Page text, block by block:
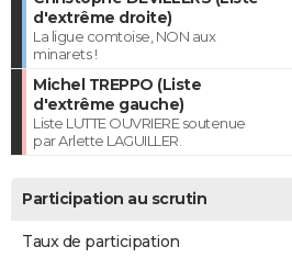
d'extrême droite)
La ligue comtoise, NON aux
minarets !
Michel TREPPO (Liste
d'extrême gauche)
Liste LUTTE OUVRIERE soutenue
par Arlette LAGUILLER.
Participation au scrutin
Taux de participation